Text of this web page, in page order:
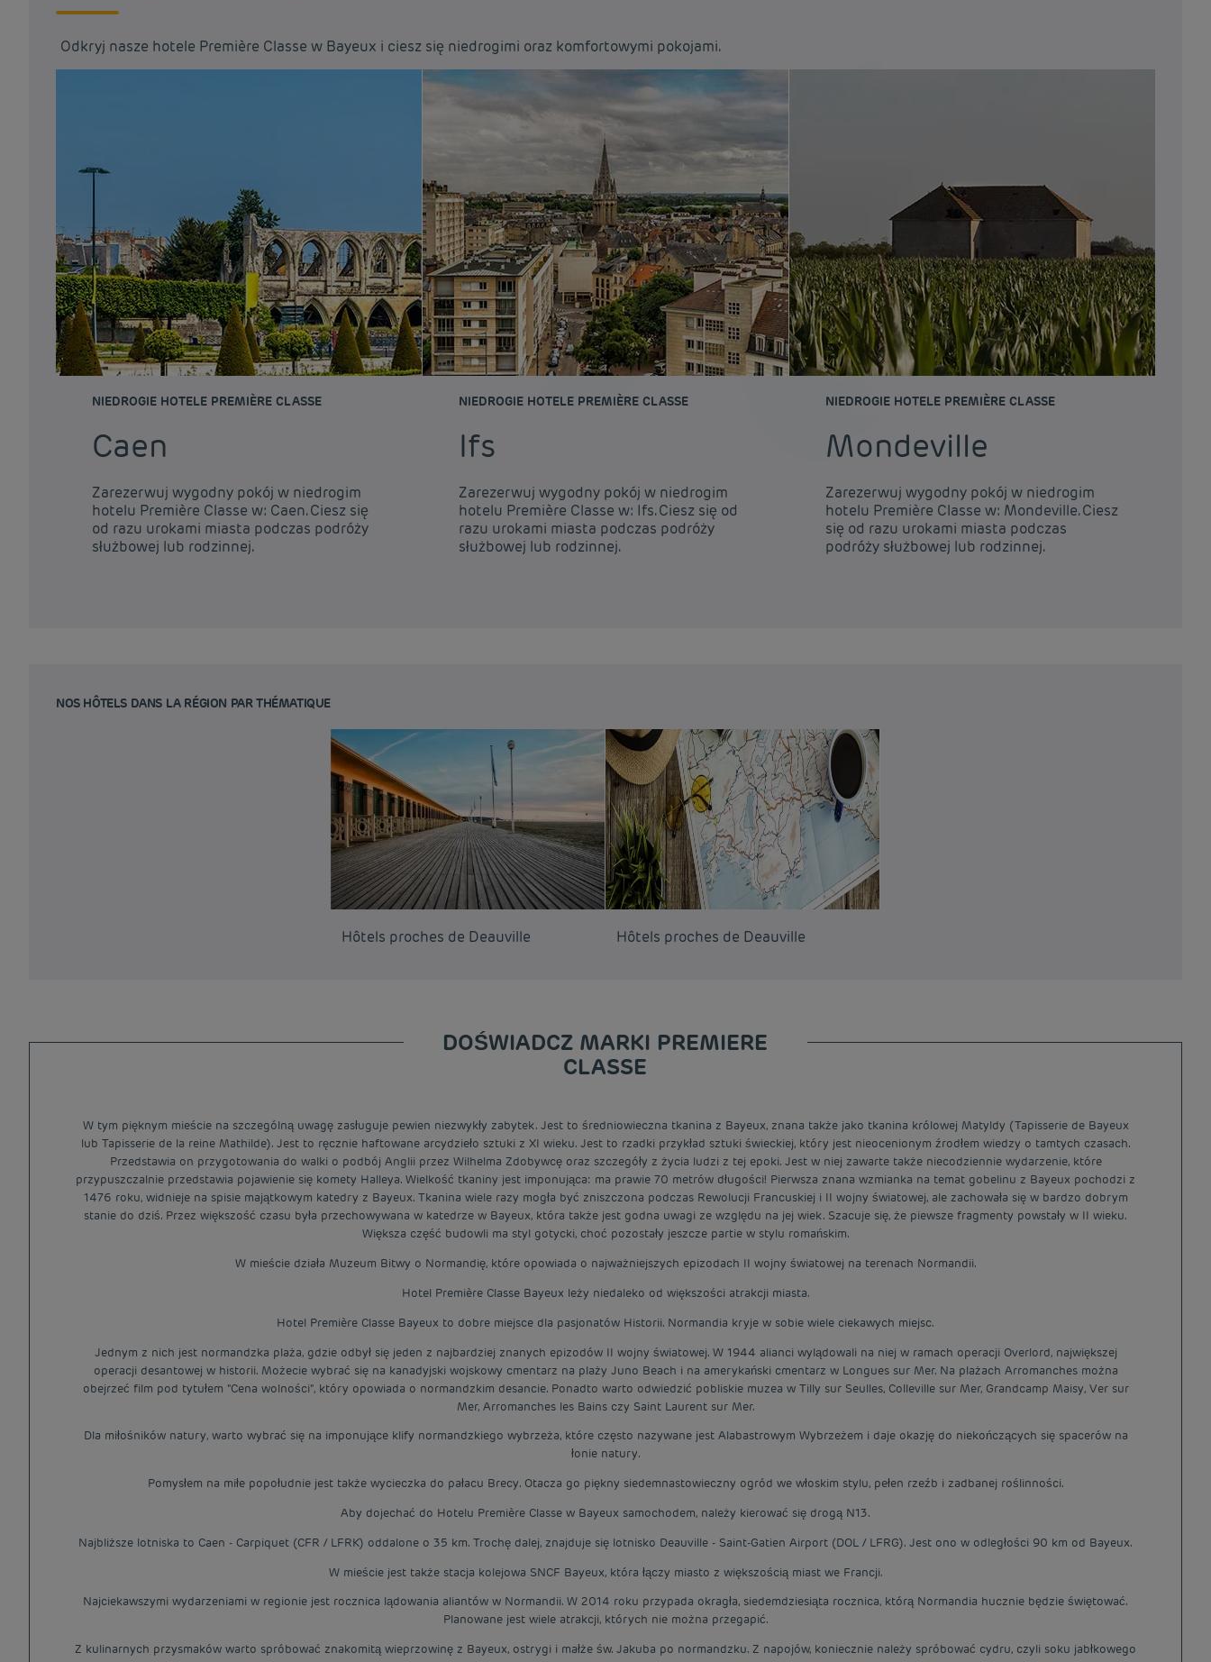
Odkryj nasze hotele Première Classe w Bayeux i ciesz się niedrogimi oraz komfortowymi pokojami.
NIEDROGIE HOTELE PREMIÈRE CLASSE
Caen
Zarezerwuj wygodny pokój w niedrogim
hotelu Première Classe w: Caen. Ciesz się
od razu urokami miasta podczas podróży
służbowej lub rodzinnej.
NIEDROGIE HOTELE PREMIÈRE CLASSE
Ifs
Zarezerwuj wygodny pokój w niedrogim
hotelu Première Classe w: Ifs. Ciesz się od
razu urokami miasta podczas podróży
służbowej lub rodzinnej.
NIEDROGIE HOTELE PREMIÈRE CLASSE
Mondeville
Zarezerwuj wygodny pokój w niedrogim
hotelu Première Classe w: Mondeville. Ciesz
się od razu urokami miasta podczas
podróży służbowej lub rodzinnej.
NOS HÔTELS DANS LA RÉGION PAR THÉMATIQUE
Hôtels proches de Deauville Hôtels proches de Deauville
DOŚWIADCZ MARKI PREMIERE
CLASSE
W tym pięknym mieście na szczególną uwagę zasługuje pewien niezwykły zabytek. Jest to średniowieczna tkanina z Bayeux, znana także jako tkanina królowej Matyldy (Tapisserie de Bayeux
lub Tapisserie de la reine Mathilde). Jest to ręcznie haftowane arcydzieło sztuki z XI wieku. Jest to rzadki przykład sztuki świeckiej, który jest nieocenionym źrodłem wiedzy o tamtych czasach.
Przedstawia on przygotowania do walki o podbój Anglii przez Wilhelma Zdobywcę oraz szczegóły z życia ludzi z tej epoki. Jest w niej zawarte także niecodziennie wydarzenie, które
przypuszczalnie przedstawia pojawienie się komety Halleya. Wielkość tkaniny jest imponująca: ma prawie 70 metrów długości! Pierwsza znana wzmianka na temat gobelinu z Bayeux pochodzi z
1476 roku, widnieje na spisie majątkowym katedry z Bayeux. Tkanina wiele razy mogła być zniszczona podczas Rewolucji Francuskiej i II wojny światowej, ale zachowała się w bardzo dobrym
stanie do dziś. Przez większość czasu była przechowywana w katedrze w Bayeux, która także jest godna uwagi ze względu na jej wiek. Szacuje się, że piewsze fragmenty powstały w II wieku.
Większa część budowli ma styl gotycki, choć pozostały jeszcze partie w stylu romańskim.
W mieście działa Muzeum Bitwy o Normandię, które opowiada o najważniejszych epizodach II wojny światowej na terenach Normandii.
Hotel Première Classe Bayeux leży niedaleko od większości atrakcji miasta.
Hotel Première Classe Bayeux to dobre miejsce dla pasjonatów Historii. Normandia kryje w sobie wiele ciekawych miejsc.
Jednym z nich jest normandzka plaża, gdzie odbył się jeden z najbardziej znanych epizodów II wojny światowej. W 1944 alianci wylądowali na niej w ramach operacji Overlord, największej
operacji desantowej w historii. Możecie wybrać się na kanadyjski wojskowy cmentarz na plaży Juno Beach i na amerykański cmentarz w Longues sur Mer. Na plażach Arromanches można
obejrzeć film pod tytułem "Cena wolności", który opowiada o normandzkim desancie. Ponadto warto odwiedzić pobliskie muzea w Tilly sur Seulles, Colleville sur Mer, Grandcamp Maisy, Ver sur
Mer, Arromanches les Bains czy Saint Laurent sur Mer.
Dla miłośników natury, warto wybrać się na imponujące klify normandzkiego wybrzeża, które często nazywane jest Alabastrowym Wybrzeżem i daje okazję do niekończących się spacerów na
łonie natury.
Pomysłem na miłe popołudnie jest także wycieczka do pałacu Brecy. Otacza go piękny siedemnastowieczny ogród we włoskim stylu, pełen rzeźb i zadbanej roślinności.
Aby dojechać do Hotelu Première Classe w Bayeux samochodem, należy kierować się drogą N13.
Najbliższe lotniska to Caen - Carpiquet (CFR / LFRK) oddalone o 35 km. Trochę dalej, znajduje się lotnisko Deauville - Saint-Gatien Airport (DOL / LFRG). Jest ono w odległości 90 km od Bayeux.
W mieście jest także stacja kolejowa SNCF Bayeux, która łączy miasto z większością miast we Francji.
Najciekawszymi wydarzeniami w regionie jest rocznica lądowania aliantów w Normandii. W 2014 roku przypada okragła, siedemdziesiąta rocznica, którą Normandia hucznie będzie świętować.
Planowane jest wiele atrakcji, których nie można przegapić.
Z kulinarnych przysmaków warto spróbować znakomitą wieprzowinę z Bayeux, ostrygi i małże św. Jakuba po normandzku. Z napojów, koniecznie należy spróbować cydru, czyli soku jabłkowego